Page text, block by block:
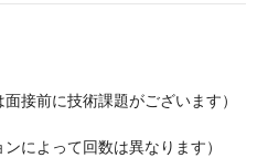
接前に技術課題がございます）
によって回数は異なります）